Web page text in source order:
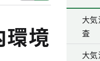
環境
大
査
大